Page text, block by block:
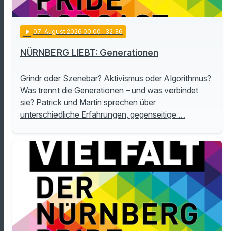
play_arrow 07. August 2026 00:00 · 32:36
NÜRNBERG LIEBT: Generationen
Grindr oder Szenebar? Aktivismus oder Algorithmus?
Was trennt die Generationen – und was verbindet
sie? Patrick und Martin sprechen über
unterschiedliche Erfahrungen, gegenseitige …